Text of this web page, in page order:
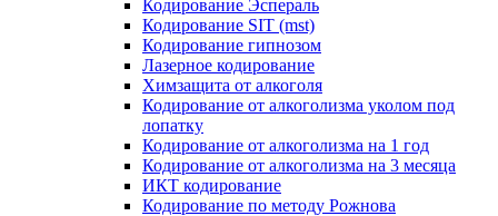
Кодирование Эспераль
Кодирование SIT (mst)
Кодирование гипнозом
Лазерное кодирование
Химзащита от алкоголя
Кодирование от алкоголизма уколом под
лопатку
Кодирование от алкоголизма на 1 год
Кодирование от алкоголизма на 3 месяца
ИКТ кодирование
Кодирование по методу Рожнова